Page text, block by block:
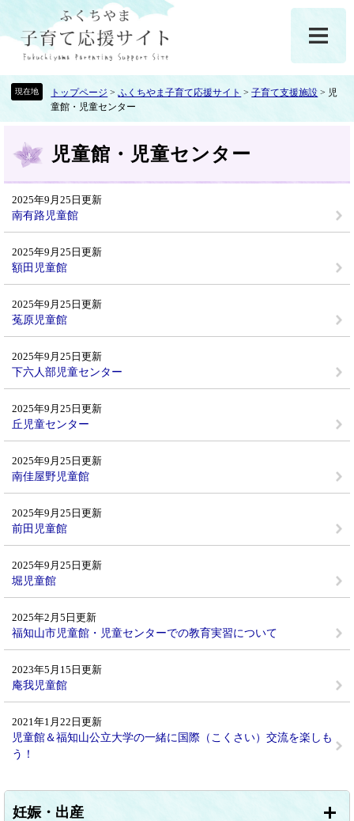
先
す
を
し
トップページ >ふくちやま子育て応援サイト >子育て支援施設 > 児
童館・児童センター
文
児童館・児童センター
2025年9月25日更新
南有路児童館
2025年9月25日更新
額田児童館
2025年9月25日更新
菟原児童館
2025年9月25日更新
下六人部児童センター
2025年9月25日更新
丘児童センター
2025年9月25日更新
南佳屋野児童館
2025年9月25日更新
前田児童館
2025年9月25日更新
堀児童館
2025年2月5日更新
福知山市児童館・児童センターでの教育実習について
2023年5月15日更新
庵我児童館
2021年1月22日更新
児童館＆福知山公立大学の一緒に国際（こくさい）交流を楽しも
う！
妊娠・出産